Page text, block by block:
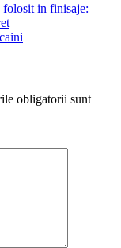
folosit in finisaje:
obligatorii sunt